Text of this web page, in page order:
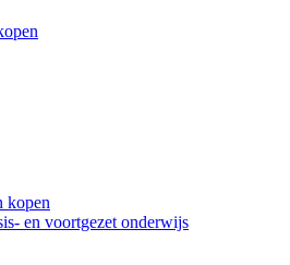
kopen
en voortgezet onderwijs